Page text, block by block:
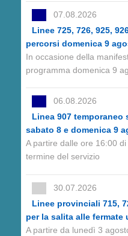
07.08.2026
Linee 725, 726, 925,
percorsi domenica 9
In occasione della
programma domenica 9
06.08.2026
Linea 907
sabato 8 e domenica 9
A partire dalle ore 16:00
termine del servizio
30.07.2026
Linee provinciali 715,
per la salita alle fermate
A partire da lunedì 3